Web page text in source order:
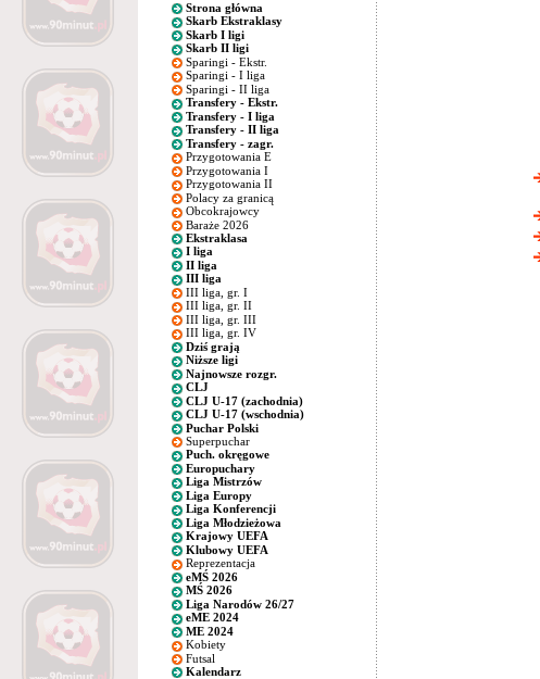
Strona główna
Skarb Ekstraklasy
Skarb I ligi
Skarb II ligi
Sparingi - Ekstr.
Sparingi - I liga
Sparingi - II liga
Transfery - Ekstr.
Transfery - I liga
Transfery - II liga
Transfery - zagr.
Przygotowania E
Przygotowania I
Przygotowania II
Polacy za granicą
Obcokrajowcy
Baraże 2026
Ekstraklasa
I liga
II liga
III liga
III liga, gr. I
III liga, gr. II
III liga, gr. III
III liga, gr. IV
Dziś grają
Niższe ligi
Najnowsze rozgr.
CLJ
CLJ U-17 (zachodnia)
CLJ U-17 (wschodnia)
Puchar Polski
Superpuchar
Puch. okręgowe
Europuchary
Liga Mistrzów
Liga Europy
Liga Konferencji
Liga Młodzieżowa
Krajowy UEFA
Klubowy UEFA
Reprezentacja
eMŚ 2026
MŚ 2026
Liga Narodów 26/27
eME 2024
ME 2024
Kobiety
Futsal
Kalendarz